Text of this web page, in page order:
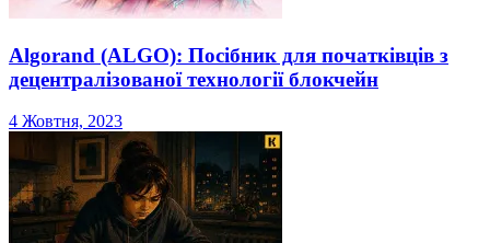
Algorand (ALGO): Посібник для початківців з
децентралізованої технології блокчейн
4 Жовтня, 2023